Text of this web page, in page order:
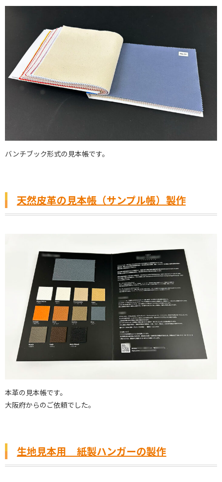
バンチブック形式の見本帳です。
天然皮革の見本帳（サンプル帳）製作
本革の見本帳です。
大阪府からのご依頼でした。
生地見本用 紙製ハンガーの製作